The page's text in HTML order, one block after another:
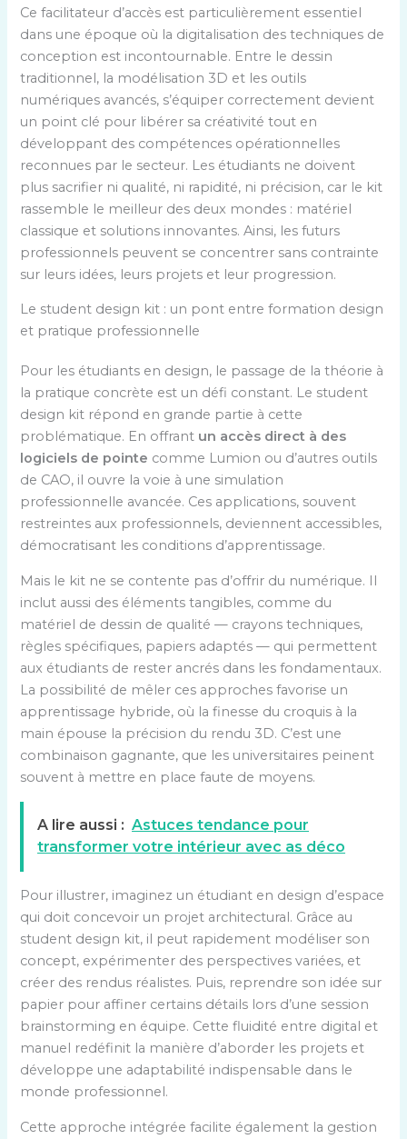
Ce facilitateur d’accès est particulièrement essentiel
dans une époque où la digitalisation des techniques de
conception est incontournable. Entre le dessin
traditionnel, la modélisation 3D et les outils
numériques avancés, s’équiper correctement devient
un point clé pour libérer sa créativité tout en
développant des compétences opérationnelles
reconnues par le secteur. Les étudiants ne doivent
plus sacrifier ni qualité, ni rapidité, ni précision, car le kit
rassemble le meilleur des deux mondes : matériel
classique et solutions innovantes. Ainsi, les futurs
professionnels peuvent se concentrer sans contrainte
sur leurs idées, leurs projets et leur progression.
Le student design kit : un pont entre formation design
et pratique professionnelle
Pour les étudiants en design, le passage de la théorie à
la pratique concrète est un défi constant. Le student
design kit répond en grande partie à cette
problématique. En offrant un accès direct à des
logiciels de pointe comme Lumion ou d’autres outils
de CAO, il ouvre la voie à une simulation
professionnelle avancée. Ces applications, souvent
restreintes aux professionnels, deviennent accessibles,
démocratisant les conditions d’apprentissage.
Mais le kit ne se contente pas d’offrir du numérique. Il
inclut aussi des éléments tangibles, comme du
matériel de dessin de qualité — crayons techniques,
règles spécifiques, papiers adaptés — qui permettent
aux étudiants de rester ancrés dans les fondamentaux.
La possibilité de mêler ces approches favorise un
apprentissage hybride, où la finesse du croquis à la
main épouse la précision du rendu 3D. C’est une
combinaison gagnante, que les universitaires peinent
souvent à mettre en place faute de moyens.
A lire aussi : Astuces tendance pour
transformer votre intérieur avec as déco
Pour illustrer, imaginez un étudiant en design d’espace
qui doit concevoir un projet architectural. Grâce au
student design kit, il peut rapidement modéliser son
concept, expérimenter des perspectives variées, et
créer des rendus réalistes. Puis, reprendre son idée sur
papier pour affiner certains détails lors d’une session
brainstorming en équipe. Cette fluidité entre digital et
manuel redéfinit la manière d’aborder les projets et
développe une adaptabilité indispensable dans le
monde professionnel.
Cette approche intégrée facilite également la gestion